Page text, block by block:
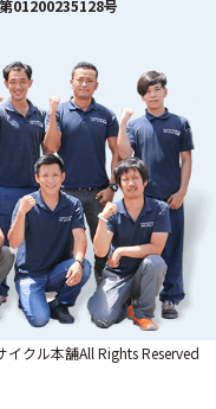
01200235128号
クル本舗All Rights Reserved